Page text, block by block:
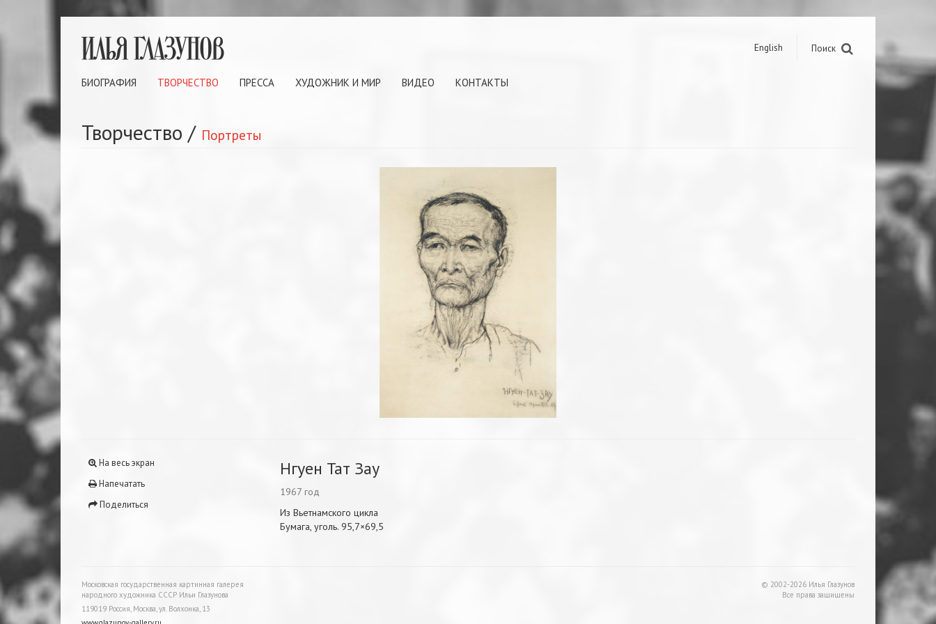
Поиск
English
БИОГРАФИЯ ТВОРЧЕСТВО ПРЕССА ХУДОЖНИК И МИР ВИДЕО КОНТАКТЫ
Творчество / Портреты
На весь экран
Напечатать
Поделиться
Нгуен Тат Зау
1967 год
Из Вьетнамского цикла
Бумага, уголь. 95,7×69,5
Московская государственная картинная галерея
народного художника СССР Ильи Глазунова
119019 Россия, Москва, ул. Волхонка, 13
© 2002-2026 Илья Глазунов
Все права защищены